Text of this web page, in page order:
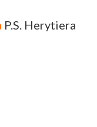
P.S. Herytiera